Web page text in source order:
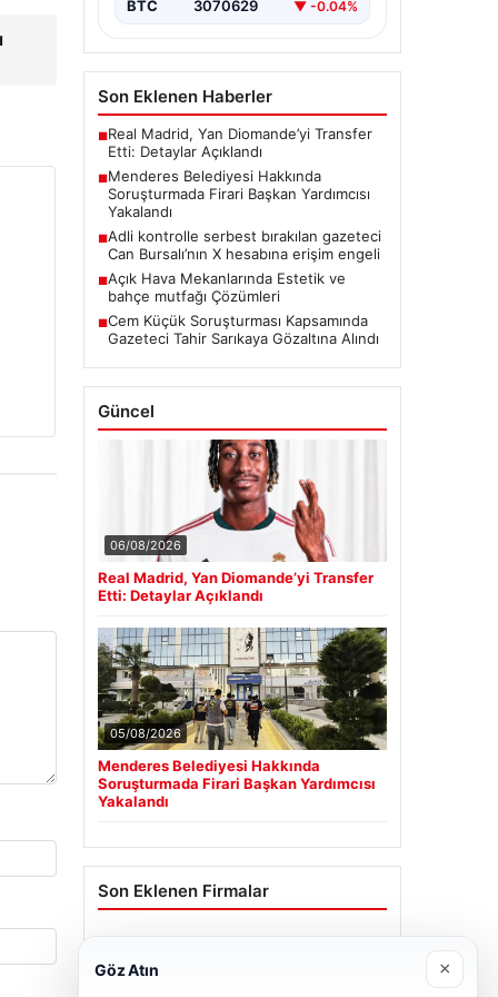
BTC 3070629 ▼ -0.04%
Son Eklenen Haberler
■Real Madrid, Yan Diomande’yi Transfer
Etti: Detaylar Açıklandı
■Menderes Belediyesi Hakkında
Soruşturmada Firari Başkan Yardımcısı
Yakalandı
■Adli kontrolle serbest bırakılan gazeteci
Can Bursalı’nın X hesabına erişim engeli
■Açık Hava Mekanlarında Estetik ve
bahçe mutfağı Çözümleri
■Cem Küçük Soruşturması Kapsamında
Gazeteci Tahir Sarıkaya Gözaltına Alındı
Güncel
06/08/2026
Real Madrid, Yan Diomande’yi Transfer
Etti: Detaylar Açıklandı
05/08/2026
Menderes Belediyesi Hakkında
Soruşturmada Firari Başkan Yardımcısı
Yakalandı
Son Eklenen Firmalar
23/06/2026
Göz Atın ×